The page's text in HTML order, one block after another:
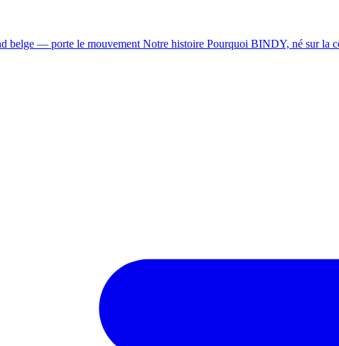
belge — porte le mouvement Notre histoire Pourquoi BINDY, né sur la